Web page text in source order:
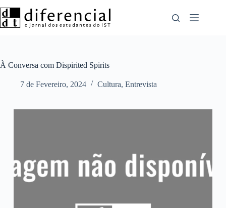
para
o
À Conversa com Dispirited Spirits
7 de Fevereiro, 2024 Cultura, Entrevista